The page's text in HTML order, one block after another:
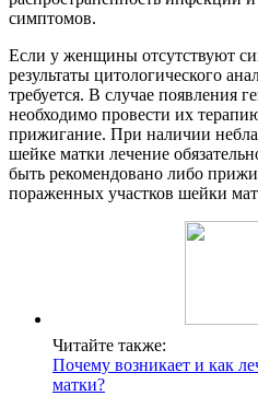
симптомов.
Если у женщины отсутствуют
результаты цитологического
требуется. В случае появления
необходимо провести их
прижигание. При наличии
шейке матки лечение
быть рекомендовано либо
пораженных участков шейки
Читайте также:
Почему возникает и как
матки?